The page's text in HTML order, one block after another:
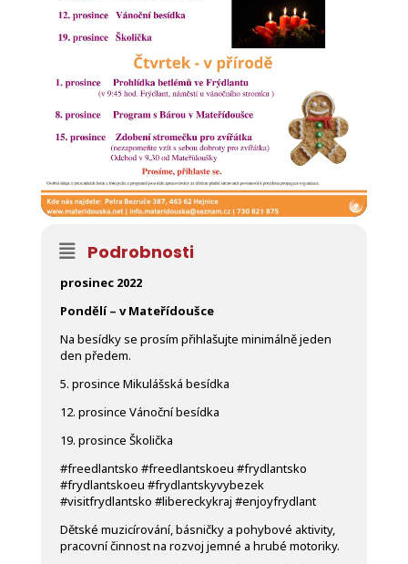
Podrobnosti
prosinec 2022
Pondělí – v Mateřídoušce
Na besídky se prosím přihlašujte minimálně jeden
den předem.
5. prosince Mikulášská besídka
12. prosince Vánoční besídka
19. prosince Školička
#freedlantsko #freedlantskoeu #frydlantsko
#frydlantskoeu #frydlantskyvybezek
#visitfrydlantsko #libereckykraj #enjoyfrydlant
Dětské muzicírování, básničky a pohybové aktivity,
pracovní činnost na rozvoj jemné a hrubé motoriky.